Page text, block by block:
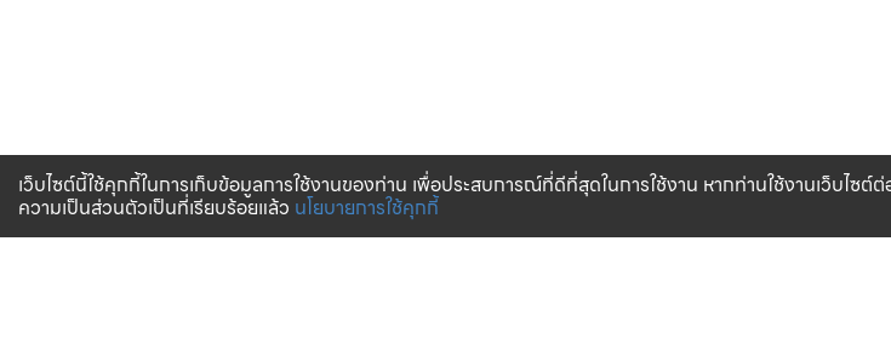
เว็บไซต์นี้ใช้คุกกี้ในการเก็บข้อมูลการใช้งานของท่าน เพื่อประสบการณ์ที่ดีที่สุดในการใช้งาน หากท่านใช้งานเว็บไซต์
ความเป็นส่วนตัวเป็นที่เรียบร้อยแล้ว นโยบายการใช้คุกกี้